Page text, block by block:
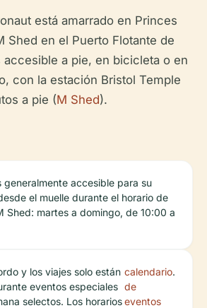
está amarrado en Princes
Shed en el Puerto Flotante de
accesible a pie, en bicicleta o en
con la estación Bristol Temple
a pie (M Shed).
generalmente accesible para su
el muelle durante el horario de
Shed: martes a domingo, de 10:00 a
y los viajes solo están
eventos especiales
selectos. Los horarios
calendario
de
eventos
.